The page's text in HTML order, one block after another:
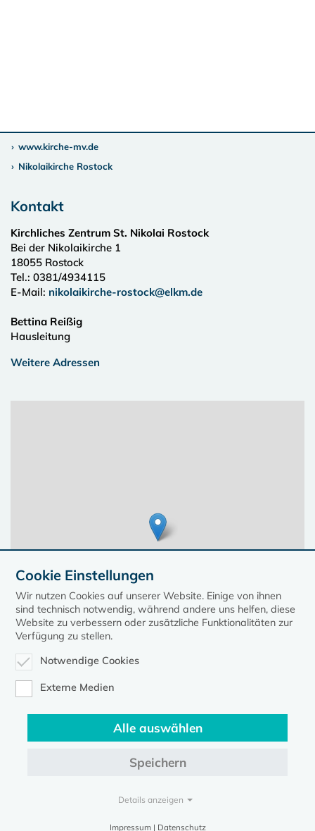
www.kirche-mv.de
Nikolaikirche Rostock
Kontakt
Kirchliches Zentrum St. Nikolai Rostock
Bei der Nikolaikirche 1
18055 Rostock
Tel.: 0381/4934115
E-Mail: nikolaikirche-rostock@elkm.de
Bettina Reißig
Hausleitung
Weitere Adressen
Diese Seite gehört zum Portalkirche-mv.de
Evangelische Kirche in Mecklenburg-Vorpommern © 2026
Cookie Einstellungen
Wir nutzen Cookies auf unserer Website. Einige von ihnen
sind technisch notwendig, während andere uns helfen, diese
Website zu verbessern oder zusätzliche Funktionalitäten zur
Verfügung zu stellen.
Notwendige Cookies
Externe Medien
Alle auswählen
Speichern
Details anzeigen
Impressum | Datenschutz